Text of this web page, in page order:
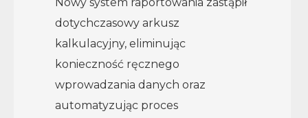
dotychczasowy arkusz
kalkulacyjny, eliminując
konieczność ręcznego
wprowadzania danych oraz
automatyzując proces